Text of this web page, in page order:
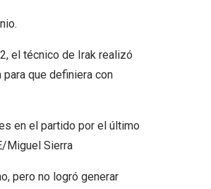
el técnico de Irak realizó
que definiera con
pero no logró generar